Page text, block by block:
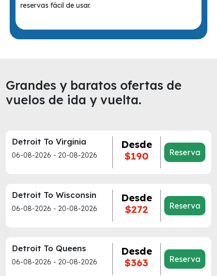
reservas fácil de usar.
Grandes y baratos ofertas de
vuelos de ida y vuelta.
Detroit To Virginia
06-08-2026 - 20-08-2026
Desde
$190
Reserva
Detroit To Wisconsin
06-08-2026 - 20-08-2026
Desde
$272
Reserva
Detroit To Queens
06-08-2026 - 20-08-2026
Desde
$363
Reserva